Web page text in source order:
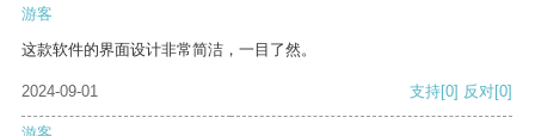
游客
这款软件的界面设计非常简洁，一目了然。
2024-09-01 支持[0] 反对[0]